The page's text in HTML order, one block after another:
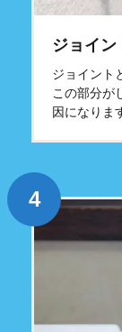
ジョイン
ジョイント
この部分が
因になりま